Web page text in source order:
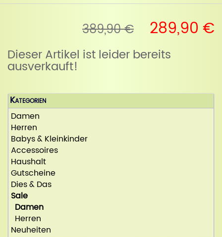
389,90 € 289,90 €
Dieser Artikel ist leider bereits
ausverkauft!
Kategorien
Damen
Herren
Babys & Kleinkinder
Accessoires
Haushalt
Gutscheine
Dies & Das
Sale
Damen
Herren
Neuheiten